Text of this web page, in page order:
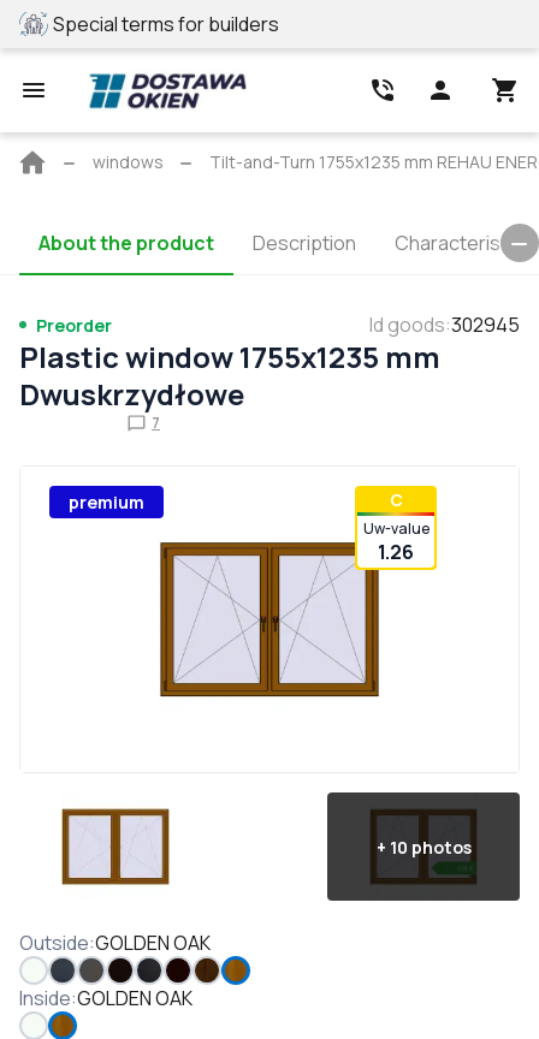
Special terms for builders
Main
windows Tilt-and-Turn 1755x1235 mm REHAU
About the product Description Characteristics
Preorder Id goods:302945
Plastic window 1755x1235 mm
Dwuskrzydłowe
7
premium С
Uw-value
1.26
+ 10 photos
Outside:GOLDEN OAK
Inside:GOLDEN OAK